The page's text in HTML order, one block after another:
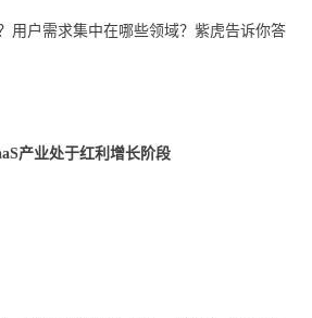
用户需求集中在哪些领域？紫虎告诉你答
产业处于红利增长阶段